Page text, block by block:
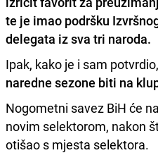
te je imao podršku
delegata iz sva tri naroda.
Ipak, kako je i sam
naredne sezone biti na
Nogometni savez BiH će
novim selektorom, nakon
otišao s mjesta selektora.